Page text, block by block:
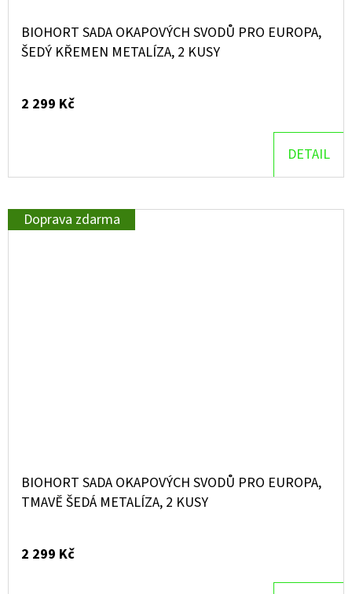
BIOHORT SADA OKAPOVÝCH SVODŮ PRO EUROPA,
ŠEDÝ KŘEMEN METALÍZA, 2 KUSY
2 299 Kč
DETAIL
Doprava zdarma
BIOHORT SADA OKAPOVÝCH SVODŮ PRO EUROPA,
TMAVĚ ŠEDÁ METALÍZA, 2 KUSY
2 299 Kč